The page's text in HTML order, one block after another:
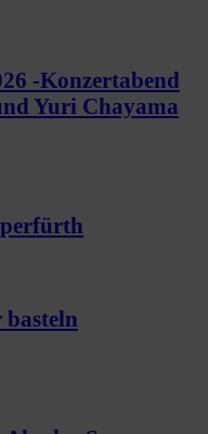
-Konzertabend
Yuri Chayama
basteln